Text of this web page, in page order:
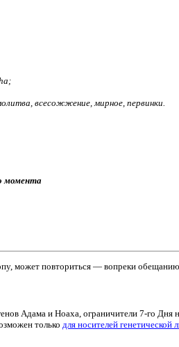
всесожжение, мирное, первинки.
момента
может повториться — вопреки
Адама и Ноаха, ограничители 7-го
только для носителей